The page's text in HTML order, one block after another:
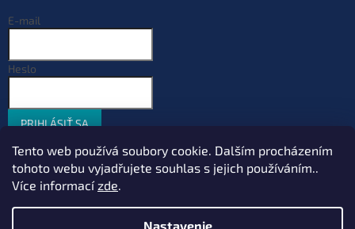
Tento web používá soubory cookie. Dalším procházením
tohoto webu vyjadřujete souhlas s jejich používáním..
Více informacízde.
Nastavenie
E-mail
Heslo
PRIHLÁSIŤ SA
Nová registrácia
Zabudnuté heslo